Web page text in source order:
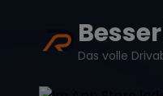
Das volle